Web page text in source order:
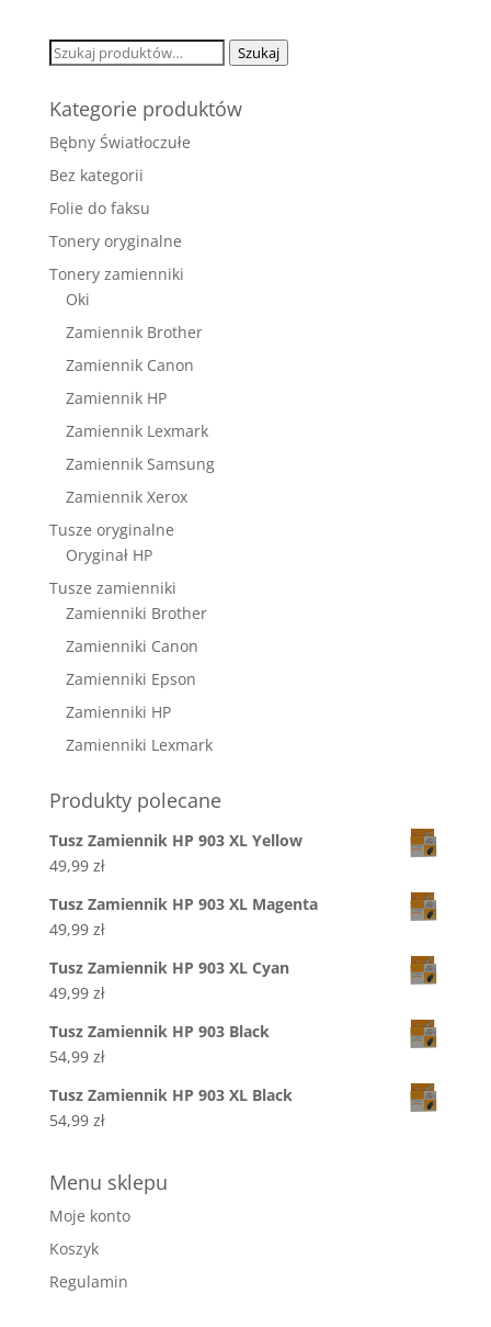
60,00 zł.35,00 zł.
Szukaj: Szukaj
Kategorie produktów
Bębny Światłoczułe
Bez kategorii
Folie do faksu
Tonery oryginalne
Tonery zamienniki
Oki
Zamiennik Brother
Zamiennik Canon
Zamiennik HP
Zamiennik Lexmark
Zamiennik Samsung
Zamiennik Xerox
Tusze oryginalne
Oryginał HP
Tusze zamienniki
Zamienniki Brother
Zamienniki Canon
Zamienniki Epson
Zamienniki HP
Zamienniki Lexmark
Produkty polecane
Tusz Zamiennik HP 903 XL Yellow
49,99 zł
Tusz Zamiennik HP 903 XL Magenta
49,99 zł
Tusz Zamiennik HP 903 XL Cyan
49,99 zł
Tusz Zamiennik HP 903 Black
54,99 zł
Tusz Zamiennik HP 903 XL Black
54,99 zł
Menu sklepu
Moje konto
Koszyk
Regulamin